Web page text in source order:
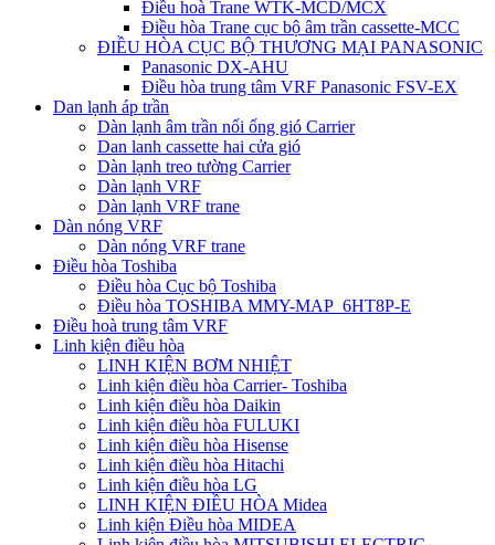
Điều hoà Trane WTK-MCD/MCX
Điều hòa Trane cục bộ âm trần cassette-MCC
ĐIỀU HÒA CỤC BỘ THƯƠNG MẠI PANASONIC
Panasonic DX-AHU
Điều hòa trung tâm VRF Panasonic FSV-EX
Dan lạnh áp trần
Dàn lạnh âm trần nối ống gió Carrier
Dan lanh cassette hai cửa gió
Dàn lạnh treo tường Carrier
Dàn lạnh VRF
Dàn lạnh VRF trane
Dàn nóng VRF
Dàn nóng VRF trane
Điều hòa Toshiba
Điều hòa Cục bộ Toshiba
Điều hòa TOSHIBA MMY-MAP_6HT8P-E
Điều hoà trung tâm VRF
Linh kiện điều hòa
LINH KIỆN BƠM NHIỆT
Linh kiện điều hòa Carrier- Toshiba
Linh kiện điều hòa Daikin
Linh kiện điều hòa FULUKI
Linh kiện điều hòa Hisense
Linh kiện điều hòa Hitachi
Linh kiện điều hòa LG
LINH KIỆN ĐIỀU HÒA Midea
Linh kiện Điều hòa MIDEA